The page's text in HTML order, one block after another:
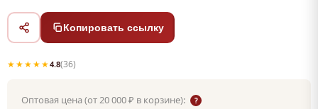
Копировать ссылку
★★★★★4.8(36)
Оптовая цена (от 20 000 ₽ в корзине): ?